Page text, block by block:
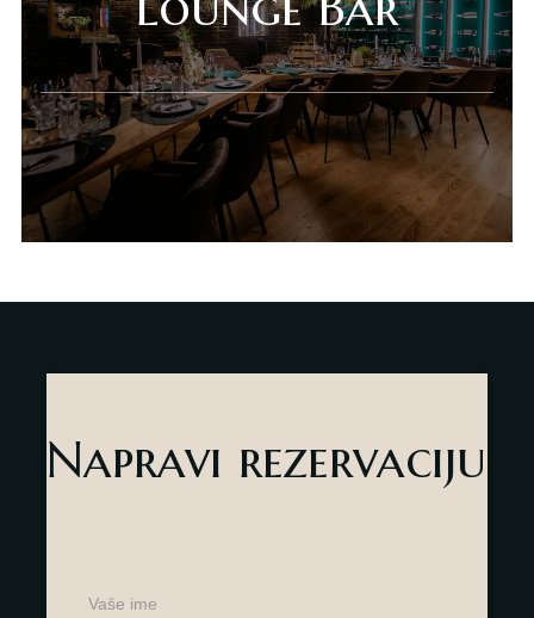
O nama
Deli Market
Lounge Bar
Kontakt
sres
Napravi rezervaciju